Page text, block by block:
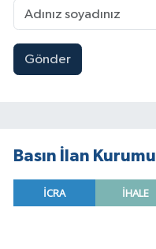
Gönder
Basın İlan Kurumu